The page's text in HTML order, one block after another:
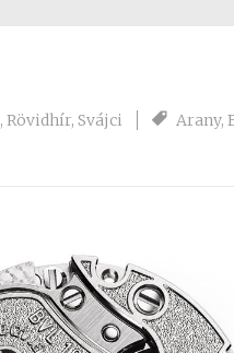
, Rövidhír, Svájci Arany,